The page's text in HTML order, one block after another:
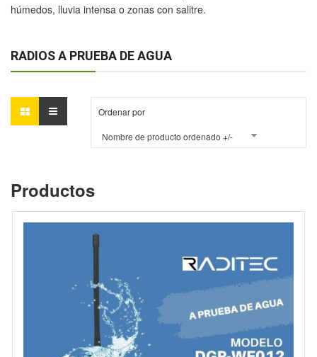
húmedos, lluvia intensa o zonas con salitre.
RADIOS A PRUEBA DE AGUA
Ordenar por
Nombre de producto ordenado +/-
Productos